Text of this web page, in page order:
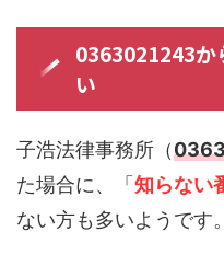
0363021243か
い
子浩法律事務所（
た場合に、「 知らない
ない方も多いようです。